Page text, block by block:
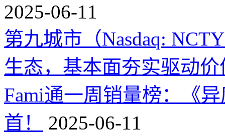
2025-06-11
第九城市（Nasdaq:
生态，基本面夯实驱动价
Fami通一周销量榜：《
首！
2025-06-11